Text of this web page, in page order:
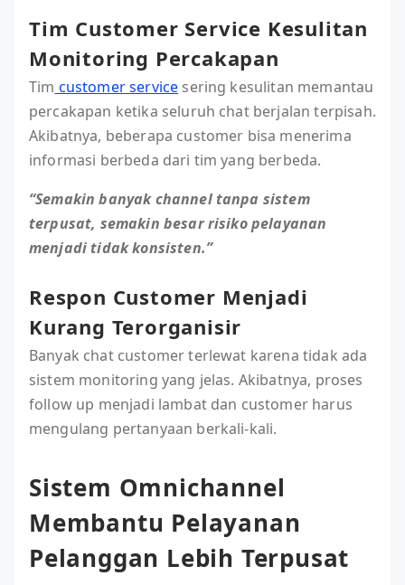
Tim Customer Service Kesulitan
Monitoring Percakapan
Tim customer service sering kesulitan memantau
percakapan ketika seluruh chat berjalan terpisah.
Akibatnya, beberapa customer bisa menerima
informasi berbeda dari tim yang berbeda.
“Semakin banyak channel tanpa sistem
terpusat, semakin besar risiko pelayanan
menjadi tidak konsisten.”
Respon Customer Menjadi
Kurang Terorganisir
Banyak chat customer terlewat karena tidak ada
sistem monitoring yang jelas. Akibatnya, proses
follow up menjadi lambat dan customer harus
mengulang pertanyaan berkali-kali.
Sistem Omnichannel
Membantu Pelayanan
Pelanggan Lebih Terpusat